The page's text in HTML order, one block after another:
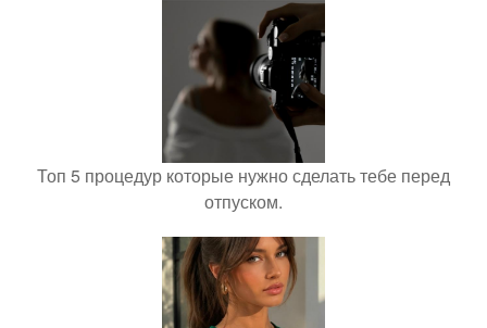
Топ 5 процедур которые нужно сделать тебе перед
отпуском.